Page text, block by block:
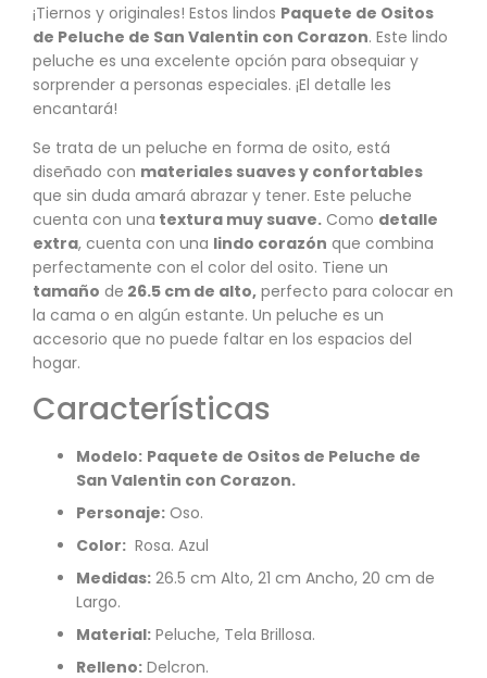
¡Tiernos y originales! Estos lindos Paquete de Ositos
de Peluche de San Valentin con Corazon. Este lindo
peluche es una excelente opción para obsequiar y
sorprender a personas especiales. ¡El detalle les
encantará!
Se trata de un peluche en forma de osito, está
diseñado con materiales suaves y confortables
que sin duda amará abrazar y tener. Este peluche
cuenta con una textura muy suave. Como detalle
extra, cuenta con una lindo corazón que combina
perfectamente con el color del osito. Tiene un
tamaño de 26.5 cm de alto, perfecto para colocar en
la cama o en algún estante. Un peluche es un
accesorio que no puede faltar en los espacios del
hogar.
Características
Modelo: Paquete de Ositos de Peluche de
San Valentin con Corazon.
Personaje: Oso.
Color: Rosa. Azul
Medidas: 26.5 cm Alto, 21 cm Ancho, 20 cm de
Largo.
Material: Peluche, Tela Brillosa.
Relleno: Delcron.